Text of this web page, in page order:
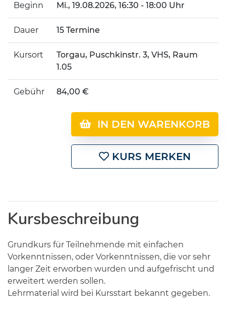
Beginn Mi., 19.08.2026, 16:30 - 18:00 Uhr
Dauer 15 Termine
Kursort
Torgau, Puschkinstr. 3, VHS, Raum
1.05
Gebühr 84,00 €
IN DEN WARENKORB
KURS MERKEN
Kursbeschreibung
Grundkurs für Teilnehmende mit einfachen
Vorkenntnissen, oder Vorkenntnissen, die vor sehr
langer Zeit erworben wurden und aufgefrischt und
erweitert werden sollen.
Lehrmaterial wird bei Kursstart bekannt gegeben.